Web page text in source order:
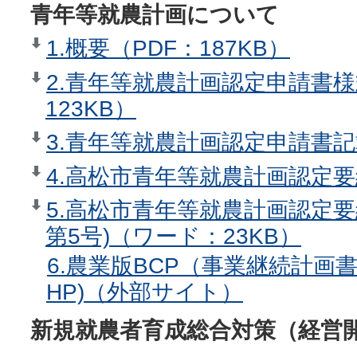
青年等就農計画について
1.概要（PDF：187KB）
2.青年等就農計画認定申請書
123KB）
3.青年等就農計画認定申請書
4.高松市青年等就農計画認定
5.高松市青年等就農計画認定
第5号)（ワード：23KB）
6.農業版BCP（事業継続計画
HP)（外部サイト）
新規就農者育成総合対策（経営